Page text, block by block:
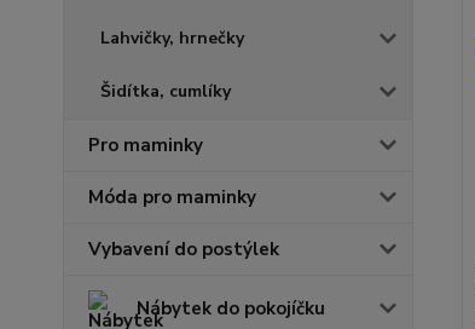
Lahvičky, hrnečky
Šidítka, cumlíky
Pro maminky
Móda pro maminky
Vybavení do postýlek
Nábytek do pokojíčku